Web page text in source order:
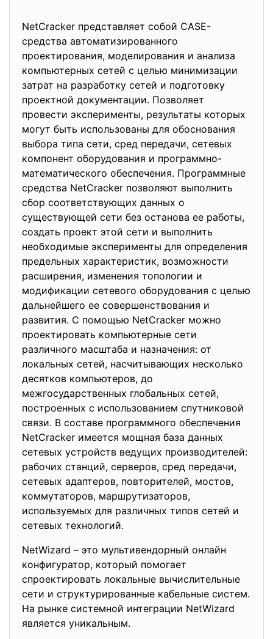
NetCracker представляет собой CASE-
средства автоматизированного
проектирования, моделирования и анализа
компьютерных сетей с целью минимизации
затрат на разработку сетей и подготовку
проектной документации. Позволяет
провести эксперименты, результаты которых
могут быть использованы для обоснования
выбора типа сети, сред передачи, сетевых
компонент оборудования и программно-
математического обеспечения. Программные
средства NetCracker позволяют выполнить
сбор соответствующих данных о
существующей сети без останова ее работы,
создать проект этой сети и выполнить
необходимые эксперименты для определения
предельных характеристик, возможности
расширения, изменения топологии и
модификации сетевого оборудования с целью
дальнейшего ее совершенствования и
развития. С помощью NetCracker можно
проектировать компьютерные сети
различного масштаба и назначения: от
локальных сетей, насчитывающих несколько
десятков компьютеров, до
межгосударственных глобальных сетей,
построенных с использованием спутниковой
связи. В составе программного обеспечения
NetCracker имеется мощная база данных
сетевых устройств ведущих производителей:
рабочих станций, серверов, сред передачи,
сетевых адаптеров, повторителей, мостов,
коммутаторов, маршрутизаторов,
используемых для различных типов сетей и
сетевых технологий.
NetWizard – это мультивендорный онлайн
конфигуратор, который помогает
спроектировать локальные вычислительные
сети и структурированные кабельные систем.
На рынке системной интеграции NetWizard
является уникальным.